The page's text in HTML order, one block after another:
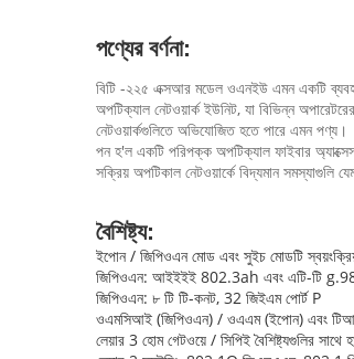
পণ্যের বর্ণনা:
বিটি -২২৫ এক্সআর মডেল ওএনইউ এমন একটি
অপটিক্যাল নেটওয়ার্ক ইউনিট, যা বিভিন্ন
নেটওয়ার্কগুলিতে অভিযোজিত হতে পারে এমন পণ্য।
পন হ'ল একটি পরিপক্ক অপটিক্যাল ফাইবার অ্যাক্সেস
সক্রিয় অপটিকাল নেটওয়ার্কে বিদ্যমান সমস্যাগুলি
বৈশিষ্ট্য:
ইপোন / জিপিওএন মোড এবং সুইচ মোডটি
জিপিওএন: আইইইই 802.3ah এবং এটি-টি
জিপিওএন: ৮ টি টি-কনট, 32 জিইএম পোর্ট P
ওএমসিআই (জিপিওএন) / ওএএম (ইপোন) এবং
লেয়ার 3 হোম গেটওয়ে / সিপিই বৈশিষ্ট্যগুলির সাথে